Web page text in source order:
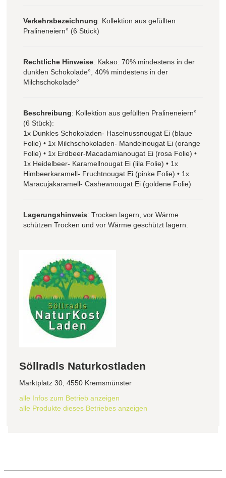
Verkehrsbezeichnung: Kollektion aus gefüllten
Pralineneiern° (6 Stück)
Rechtliche Hinweise: Kakao: 70% mindestens in der
dunklen Schokolade°, 40% mindestens in der
Milchschokolade°
Beschreibung: Kollektion aus gefüllten Pralineneiern°
(6 Stück):
1x Dunkles Schokoladen- Haselnussnougat Ei (blaue
Folie) • 1x Milchschokoladen- Mandelnougat Ei (orange
Folie) • 1x Erdbeer-Macadamianougat Ei (rosa Folie) •
1x Heidelbeer- Karamellnougat Ei (lila Folie) • 1x
Himbeerkaramell- Fruchtnougat Ei (pinke Folie) • 1x
Maracujakaramell- Cashewnougat Ei (goldene Folie)
Lagerungshinweis: Trocken lagern, vor Wärme
schützen Trocken und vor Wärme geschützt lagern.
Söllradls Naturkostladen
Marktplatz 30, 4550 Kremsmünster
alle Infos zum Betrieb anzeigen
alle Produkte dieses Betriebes anzeigen